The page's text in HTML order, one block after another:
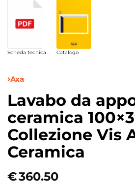
Scheda tecnica Catalogo
Axa
Lavabo da
ceramica
Collezione Vis
Ceramica
€360.50